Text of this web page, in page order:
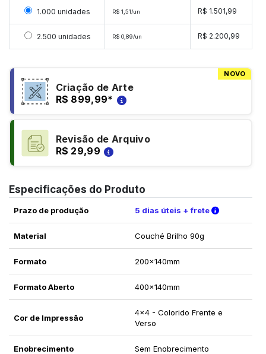
Selecionar 1000 unidades
1.000 unidades R$ 1,51/un R$ 1.501,99
Selecionar 2500 unidades
2.500 unidades R$ 0,89/un R$ 2.200,99
NOVO
Criação de Arte
R$ 899,99*
Revisão de Arquivo
R$ 29,99
Especificações do Produto
Prazo de produção 5 dias úteis + frete Verifique
Material Couché Brilho 90g
Formato 200x140mm
Formato Aberto 400x140mm
Cor de Impressão
4x4 - Colorido Frente e
Verso
Enobrecimento Sem Enobrecimento